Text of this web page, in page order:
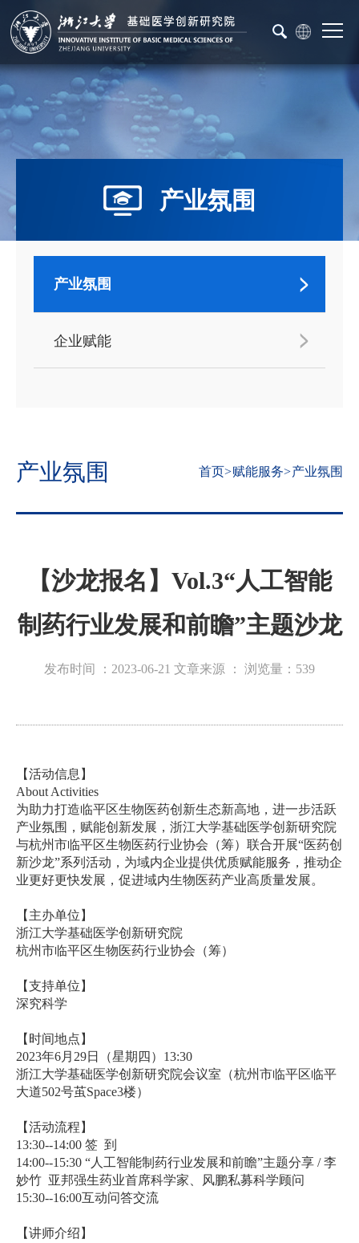
产业氛围
产业氛围
企业赋能
产业氛围 首页>赋能服务>产业氛围
【沙龙报名】Vol.3“人工智能
制药行业发展和前瞻”主题沙龙
发布时间 ：2023-06-21 文章来源 ： 浏览量： 539
【活动信息】
About Activities
为助力打造临平区生物医药创新生态新高地，进一步活跃
产业氛围，赋能创新发展，浙江大学基础医学创新研究院
与杭州市临平区生物医药行业协会（筹）联合开展“医药创
新沙龙”系列活动，为域内企业提供优质赋能服务，推动企
业更好更快发展，促进域内生物医药产业高质量发展。
【主办单位】
浙江大学基础医学创新研究院
杭州市临平区生物医药行业协会（筹）
【支持单位】
深究科学
【时间地点】
2023年6月 29日（星期四） 13:30
浙江大学基础医学创新研究院会议室（杭州市临平区临平
大道502号茧Space3楼）
【活动流程】
13:30--14:00 签 到
14:00--15:30 “人工智能制药行业发展和前瞻”主题分享 /李
妙竹 亚邦强生药业首席科学家、风鹏私募科学顾问
15:30--16:00互动问答交流
【讲师介绍】